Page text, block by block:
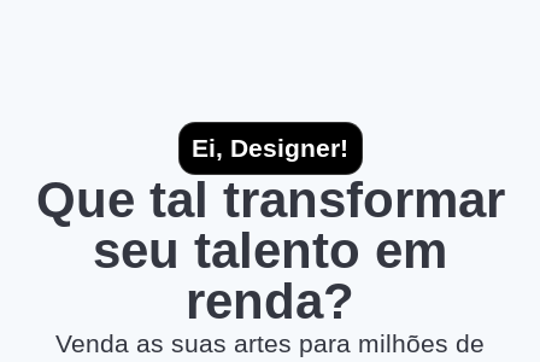
Ei, Designer!
Que tal transformar
seu talento em
renda?
Venda as suas artes para milhões de